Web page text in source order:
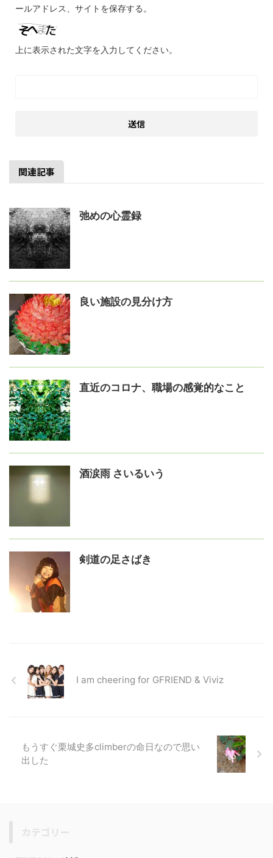
ールアドレス、サイトを保存する。
上に表示された文字を入力してください。
関連記事
弛めの心霊録
良い施設の見分け方
直近のコロナ、職場の感覚的なこと
酒涙雨 さいるいう
剣道の足さばき
I am cheering for GFRIEND & Viviz
もうすぐ栗城史多climberの命日なので思い
出した